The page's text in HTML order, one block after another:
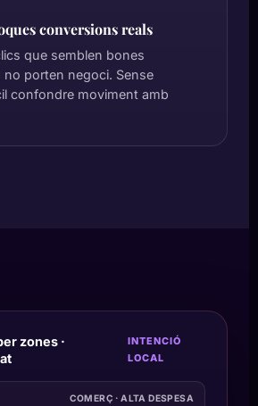
conversions reals
que semblen bones
no porten negoci. Sense
confondre moviment amb
zones ·
INTENCIÓ
LOCAL
COMERÇ · ALTA DESPESA